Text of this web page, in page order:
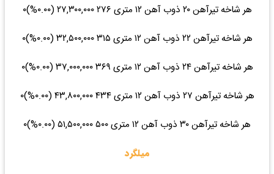
هر شاخه تیرآهن ۲۰ ذوب آهن ۱۲ متری ۲۷۶ ۲۷,۳۰۰,۰۰۰ (۰.۰۰%)۰
هر شاخه تیرآهن ۲۲ ذوب آهن ۱۲ متری ۳۱۵ ۳۲,۵۰۰,۰۰۰ (۰.۰۰%)۰
هر شاخه تیرآهن ۲۴ ذوب آهن ۱۲ متری ۳۶۹ ۳۷,۰۰۰,۰۰۰ (۰.۰۰%)۰
هر شاخه تیرآهن ۲۷ ذوب آهن ۱۲ متری ۴۳۴ ۴۳,۸۰۰,۰۰۰ (۰.۰۰%)۰
هر شاخه تیرآهن ۳۰ ذوب آهن ۱۲ متری ۵۰۰ ۵۱,۵۰۰,۰۰۰ (۰.۰۰%)۰
میلگرد